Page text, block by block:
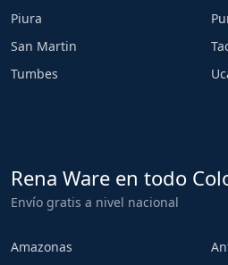
Piura
San Martin
Tumbes
Rena Ware en todo
Envío gratis a nivel nacional
Amazonas